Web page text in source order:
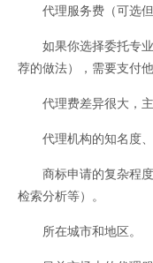
代理服务费（可选但
如果你选择委托专业
荐的做法），需要支付
代理费差异很大，主
代理机构的知名度、
商标申请的复杂程度
检索分析等）。
所在城市和地区。